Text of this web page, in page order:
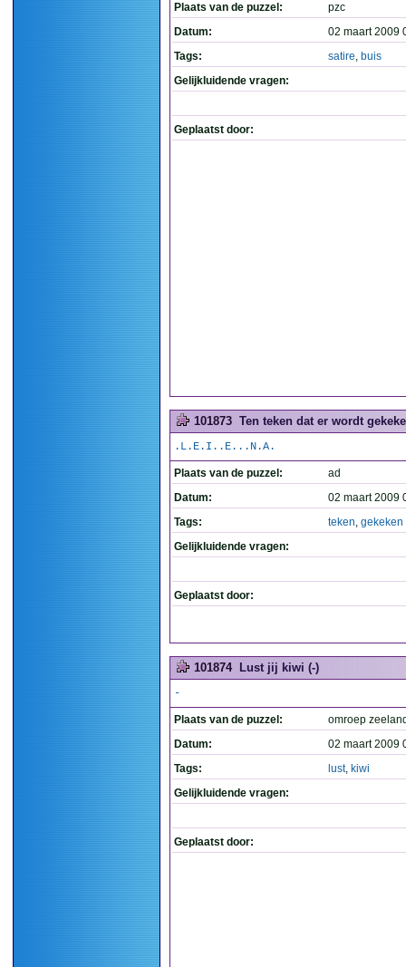
Plaats van de puzzel:
pzc
Datum:
02 maart 2009
Tags:
satire, buis
Gelijkluidende vragen:
Geplaatst door:
101873 Ten teken dat er wordt
.L.E.I..E...N.A.
Plaats van de puzzel:
ad
Datum:
02 maart 2009
Tags:
teken, gekeken
Gelijkluidende vragen:
Geplaatst door:
101874 Lust jij kiwi (-)
-
Plaats van de puzzel:
omroep
Datum:
02 maart 2009
Tags:
lust, kiwi
Gelijkluidende vragen:
Geplaatst door: